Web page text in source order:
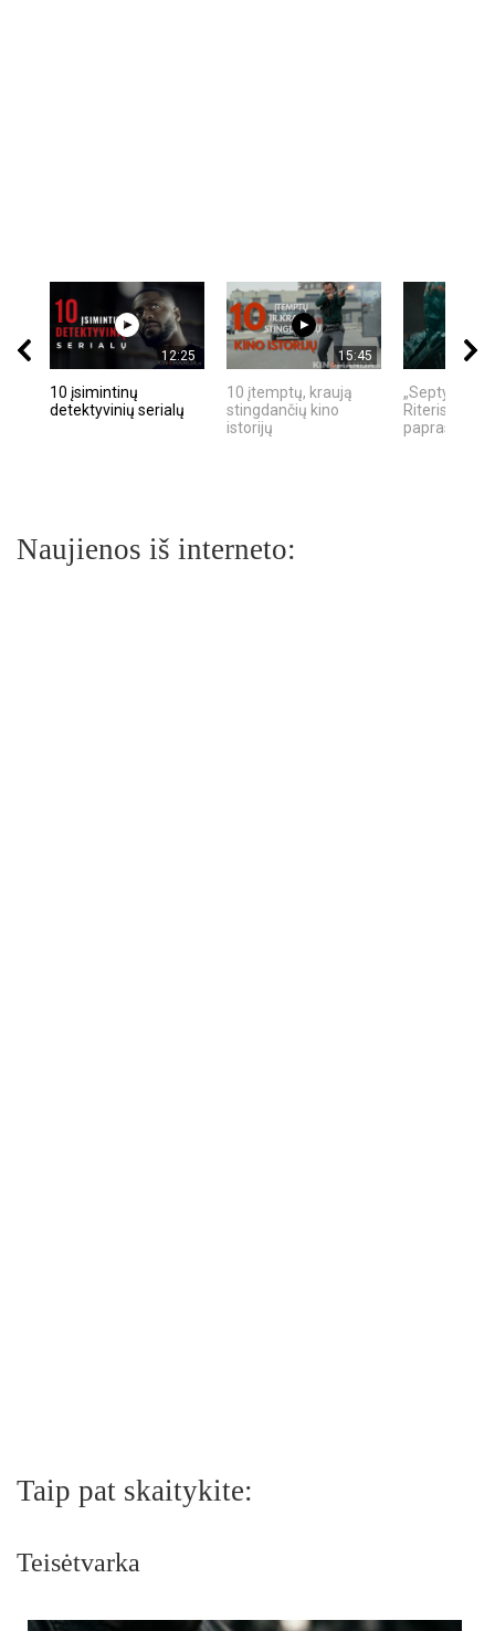
12:25
10 įsimintinų
detektyvinių serialų
15:45
10 įtemptų, kraują
stingdančių kino
istorijų
„Septynių
Riteris" – kai
Naujienos iš interneto:
Taip pat skaitykite:
Teisėtvarka